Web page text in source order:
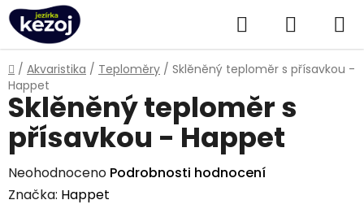
Přejít
na
obsah
Hledat
KOŠÍK
Domů
/ Akvaristika / Teploměry / Sklěněný teploměr s přísavkou -
Happet
Sklěněný teploměr s
přísavkou - Happet
Průměrné
hodnocení
Neohodnoceno Podrobnosti hodnocení
Značka: Happet